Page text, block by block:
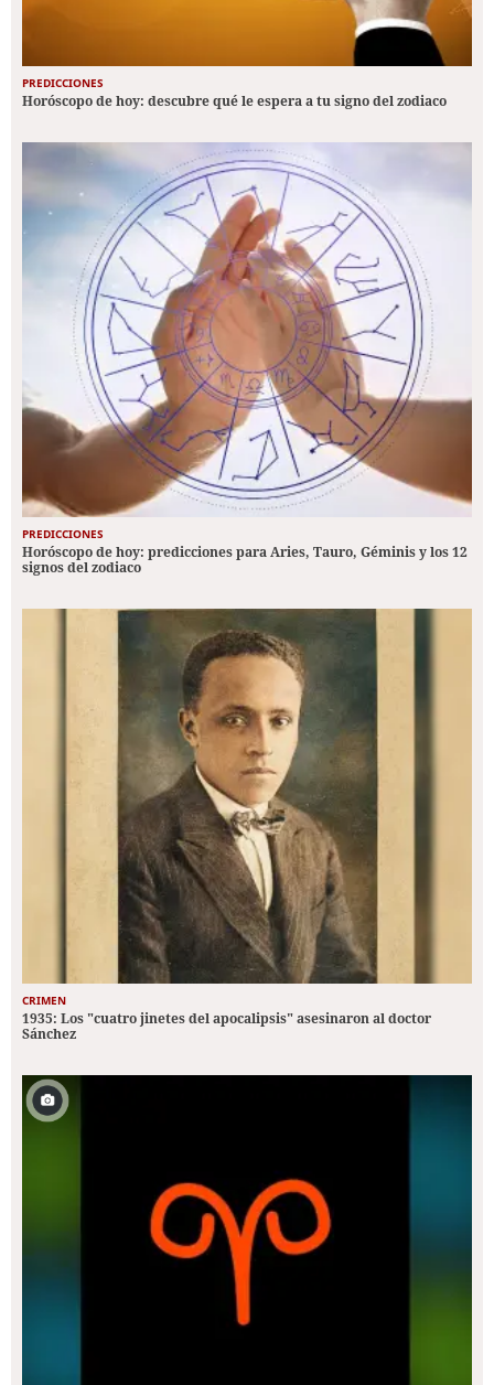
PREDICCIONES
Horóscopo de hoy: descubre qué le espera a tu signo del zodiaco
PREDICCIONES
Horóscopo de hoy: predicciones para Aries, Tauro, Géminis y los 12
signos del zodiaco
CRIMEN
1935: Los "cuatro jinetes del apocalipsis" asesinaron al doctor
Sánchez